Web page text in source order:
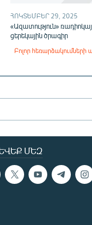
ՀՈԿՏԵՄԲԵՐ 29, 2025
«Ազատություն»
ցերեկային ծրագիր
Բոլոր հեռարձակումների
ՄԵԶ